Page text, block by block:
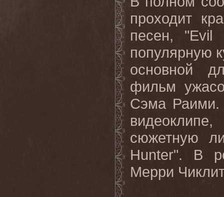
проходит
песен, "Evil
популярную
основной
фильм
Сэма Раими.
сюжетную
Hunter". В
Мерри